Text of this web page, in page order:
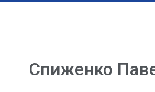
Спиженко